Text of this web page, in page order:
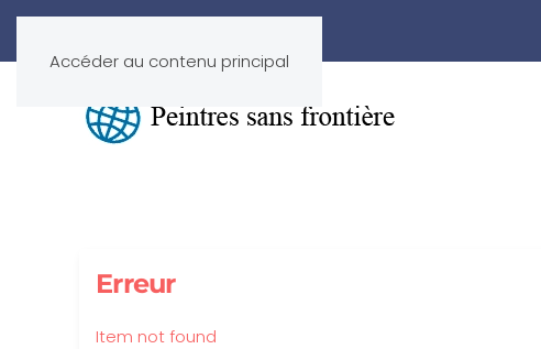
Accéder au contenu principal
Erreur
Item not found